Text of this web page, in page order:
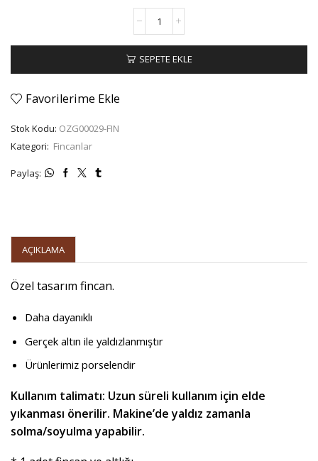
Yelpazeli
Kız
adet
SEPETE EKLE
Favorilerime Ekle
Stok Kodu: OZG00029-FIN
Kategori: Fincanlar
Paylaş:
AÇIKLAMA
Özel tasarım fincan.
Daha dayanıklı
Gerçek altın ile yaldızlanmıştır
Ürünlerimiz porselendir
Kullanım talimatı: Uzun süreli kullanım için elde
yıkanması önerilir. Makine’de yaldız zamanla
solma/soyulma yapabilir.